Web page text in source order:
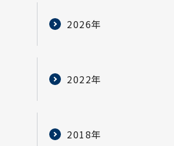
2026年
2022年
2018年